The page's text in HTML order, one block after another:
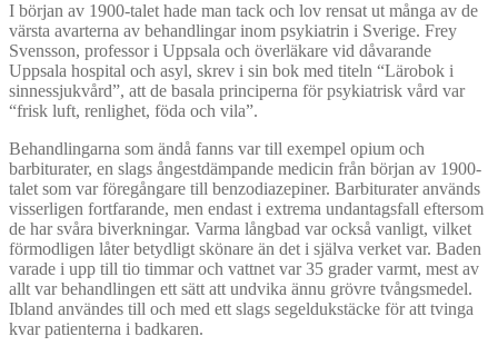
I början av 1900-talet hade man tack och lov rensat ut många av de
värsta avarterna av behandlingar inom psykiatrin i Sverige. Frey
Svensson, professor i Uppsala och överläkare vid dåvarande
Uppsala hospital och asyl, skrev i sin bok med titeln “Lärobok i
sinnessjukvård”, att de basala principerna för psykiatrisk vård var
“frisk luft, renlighet, föda och vila”.
Behandlingarna som ändå fanns var till exempel opium och
barbiturater, en slags ångestdämpande medicin från början av 1900-
talet som var föregångare till benzodiazepiner. Barbiturater används
visserligen fortfarande, men endast i extrema undantagsfall eftersom
de har svåra biverkningar. Varma långbad var också vanligt, vilket
förmodligen låter betydligt skönare än det i själva verket var. Baden
varade i upp till tio timmar och vattnet var 35 grader varmt, mest av
allt var behandlingen ett sätt att undvika ännu grövre tvångsmedel.
Ibland användes till och med ett slags segeldukstäcke för att tvinga
kvar patienterna i badkaren.